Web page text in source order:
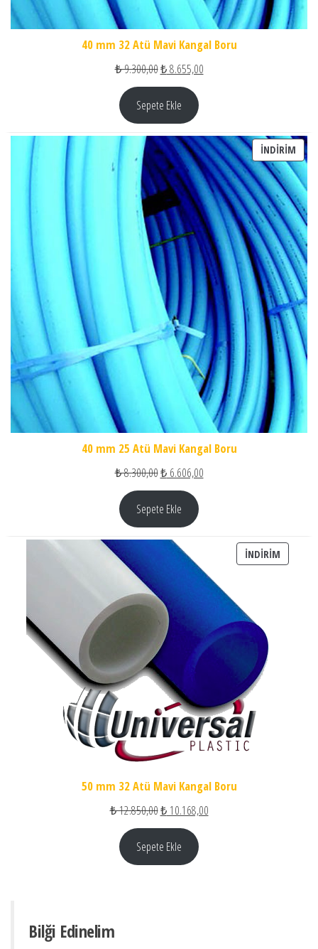
40 mm 32 Atü Mavi Kangal Boru
₺9.300,00Orijinal fiyat: ₺ 9.300,00.
₺8.655,00Şu andaki fiyat: ₺ 8.655,00.
Sepete Ekle
İNDIRIM
40 mm 25 Atü Mavi Kangal Boru
₺8.300,00Orijinal fiyat: ₺ 8.300,00.
₺6.606,00Şu andaki fiyat: ₺ 6.606,00.
Sepete Ekle
İNDIRIM
50 mm 32 Atü Mavi Kangal Boru
₺12.850,00Orijinal fiyat: ₺ 12.850,00.
₺10.168,00Şu andaki fiyat: ₺
Sepete Ekle
Bilği Edinelim